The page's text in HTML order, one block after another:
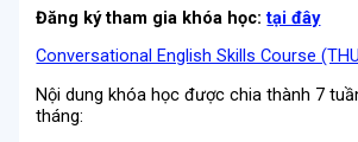
Đăng ký tham gia khóa học:tại đây
Conversational English Skills Course
Nội dung khóa học được chia thành 7
tháng: